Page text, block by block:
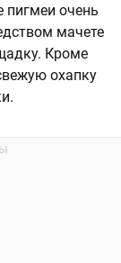
пигмеи очень
мачете
Кроме
охапку